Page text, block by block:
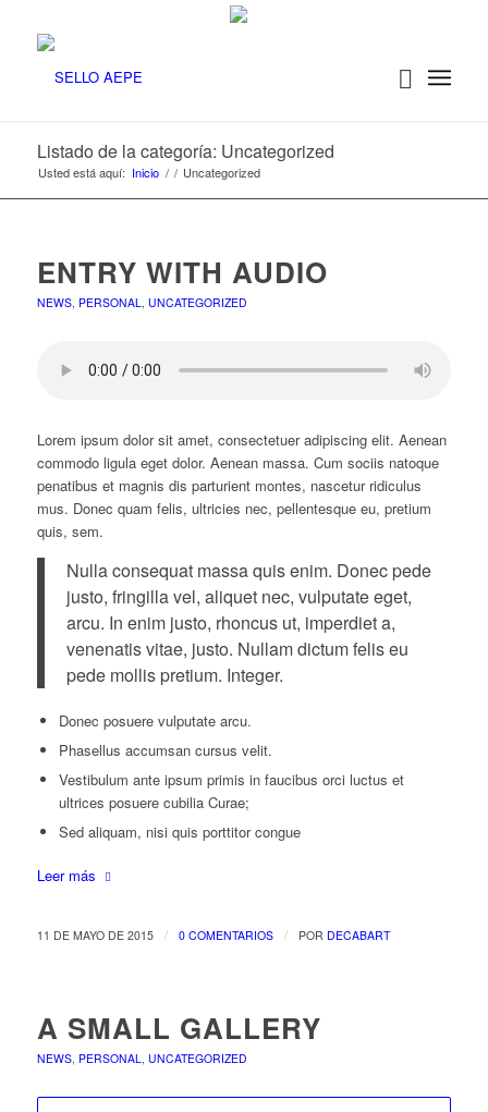
Listado de la categoría: Uncategorized
Usted está aquí: Inicio / / Uncategorized
ENTRY WITH AUDIO
NEWS, PERSONAL, UNCATEGORIZED
Lorem ipsum dolor sit amet, consectetuer adipiscing elit. Aenean
commodo ligula eget dolor. Aenean massa. Cum sociis natoque
penatibus et magnis dis parturient montes, nascetur ridiculus
mus. Donec quam felis, ultricies nec, pellentesque eu, pretium
quis, sem.
Nulla consequat massa quis enim. Donec pede
justo, fringilla vel, aliquet nec, vulputate eget,
arcu. In enim justo, rhoncus ut, imperdiet a,
venenatis vitae, justo. Nullam dictum felis eu
pede mollis pretium. Integer.
Donec posuere vulputate arcu.
Phasellus accumsan cursus velit.
Vestibulum ante ipsum primis in faucibus orci luctus et
ultrices posuere cubilia Curae;
Sed aliquam, nisi quis porttitor congue
Leer más
11 DE MAYO DE 2015 / 0 COMENTARIOS / POR DECABART
A SMALL GALLERY
NEWS, PERSONAL UNCATEGORIZED